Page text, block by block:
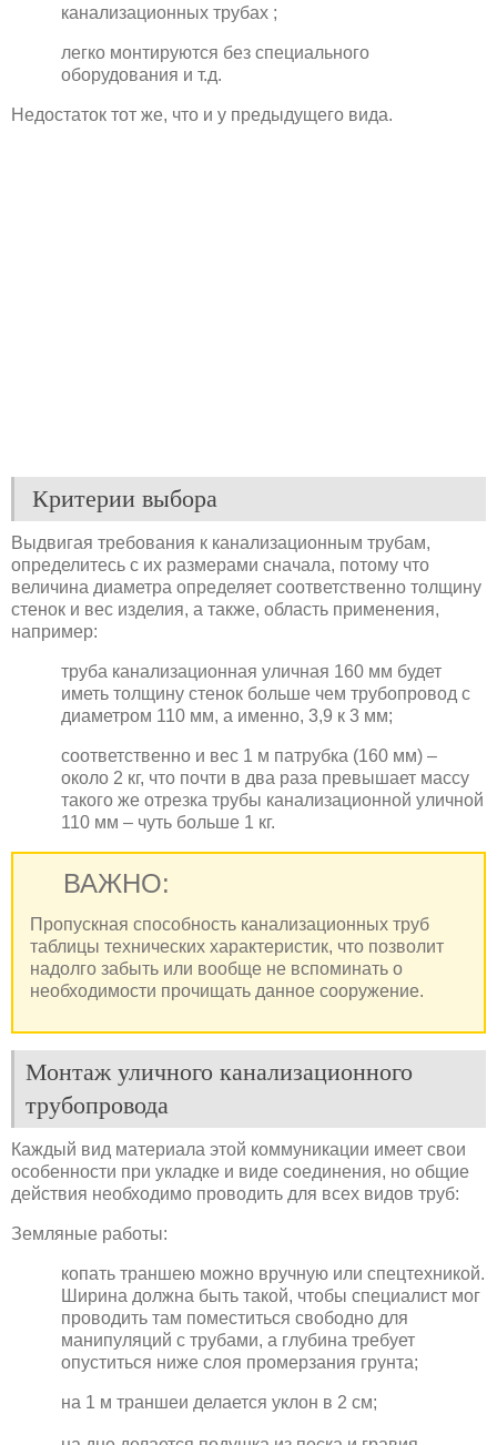
канализационных трубах ;
легко монтируются без специального
оборудования и т.д.
Недостаток тот же, что и у предыдущего вида.
Критерии выбора
Выдвигая требования к канализационным трубам,
определитесь с их размерами сначала, потому что
величина диаметра определяет соответственно толщину
стенок и вес изделия, а также, область применения,
например:
труба канализационная уличная 160 мм будет
иметь толщину стенок больше чем трубопровод с
диаметром 110 мм, а именно, 3,9 к 3 мм;
соответственно и вес 1 м патрубка (160 мм) –
около 2 кг, что почти в два раза превышает массу
такого же отрезка трубы канализационной уличной
110 мм – чуть больше 1 кг.
ВАЖНО:
Пропускная способность канализационных труб
таблицы технических характеристик, что позволит
надолго забыть или вообще не вспоминать о
необходимости прочищать данное сооружение.
Монтаж уличного канализационного
трубопровода
Каждый вид материала этой коммуникации имеет свои
особенности при укладке и виде соединения, но общие
действия необходимо проводить для всех видов труб:
Земляные работы:
копать траншею можно вручную или спецтехникой.
Ширина должна быть такой, чтобы специалист мог
проводить там поместиться свободно для
манипуляций с трубами, а глубина требует
опуститься ниже слоя промерзания грунта;
на 1 м траншеи делается уклон в 2 см;